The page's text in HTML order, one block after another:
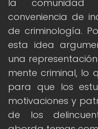
la comunidad
conveniencia de
de criminología.
esta idea
una
mente criminal, lo
para que los
motivaciones y
de los